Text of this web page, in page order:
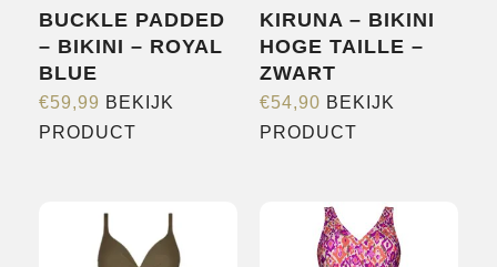
BUCKLE PADDED
– BIKINI – ROYAL
BLUE
€59,99 BEKIJK
PRODUCT
meerdere
variaties.
KIRUNA – BIKINI
HOGE TAILLE –
ZWART
€54,90 BEKIJK
PRODUCT
meerdere
variaties.